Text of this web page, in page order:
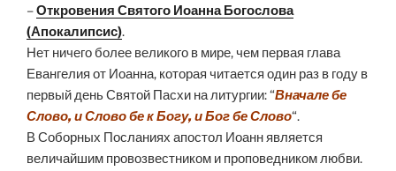
–Откровения Святого Иоанна Богослова
(Апокалипсис).
Нет ничего более великого в мире, чем первая глава
Евангелия от Иоанна, которая читается один раз в году в
первый день Святой Пасхи на литургии: “Вначале бе
Слово, и Слово бе к Богу, и Бог бе Слово“.
В Соборных Посланиях апостол Иоанн является
величайшим провозвестником и проповедником любви.